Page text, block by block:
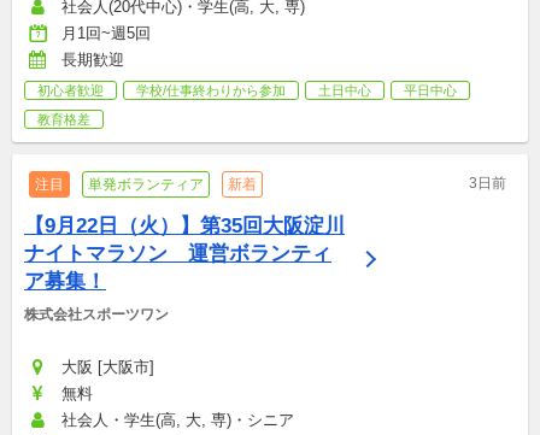
社会人(20代中心)・学生(高, 大, 専)
月1回~週5回
長期歓迎
初心者歓迎 学校/仕事終わりから参加 土日中心
平日中心
教育格差
注目 単発ボランティア 新着 3日前
【9月22日（火）】第35回大阪淀川
ナイトマラソン　運営ボランティ
ア募集！
株式会社スポーツワン
大阪 [大阪市]
無料
社会人・学生(高, 大, 専)・シニア